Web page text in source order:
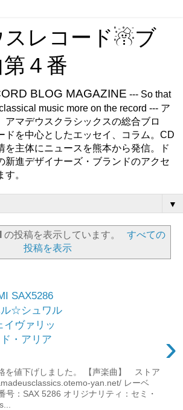
スレコード☃ブ
４番
BLOG MAGAZINE --- So that
music more on the record --- ア
アマデウスクラシックスの総合ブロ
ドを中心としたエッセイ、コラム。CD
を主体にニュースを熊本から発信。ド
新進デザイナーズ・ブランドのアクセ
。
▼
の投稿を表示しています。
すべての
投稿を表示
SAX5286
ル☆シュワル
イヴァリッ
・アリア
›
を値下げしました。 【声楽曲】 ストア
yan.net/ レーベ
号：SAX 5286 オリジナリティ：セミ・